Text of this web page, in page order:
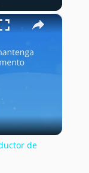
×
de